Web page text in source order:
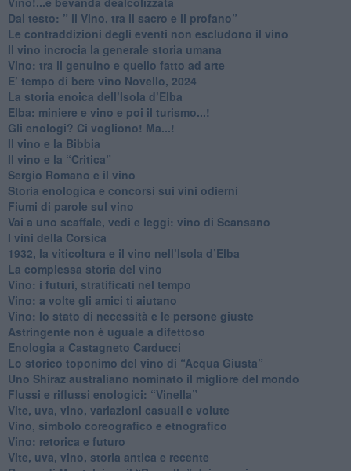
​Dal testo: ” il Vino, tra il sacro e il profano”
Le contraddizioni degli eventi non escludono il vino
​Il vino incrocia la generale storia umana
Vino: tra il genuino e quello fatto ad arte
E’ tempo di bere vino Novello, 2024
La storia enoica dell’Isola d’Elba
Elba: miniere e vino e poi il turismo...!
​Gli enologi? Ci vogliono! Ma...!
​Il vino e la Bibbia
​Il vino e la “Critica”
Sergio Romano e il vino
​Storia enologica e concorsi sui vini odierni
Fiumi di parole sul vino
​Vai a uno scaffale, vedi e leggi: vino di Scansano
​I vini della Corsica
​1932, la viticoltura e il vino nell’Isola d’Elba
​La complessa storia del vino
​Vino: i futuri, stratificati nel tempo
Vino: a volte gli amici ti aiutano
Vino: lo stato di necessità e le persone giuste
​Astringente non è uguale a difettoso
Enologia a Castagneto Carducci
Lo storico toponimo del vino di “Acqua Giusta”
Uno Shiraz australiano nominato il migliore del mondo
​Flussi e riflussi enologici: “Vinella”
Vite, uva, vino, variazioni casuali e volute
Vino, simbolo coreografico e etnografico
​Vino: retorica e futuro
​Vite, uva, vino, storia antica e recente